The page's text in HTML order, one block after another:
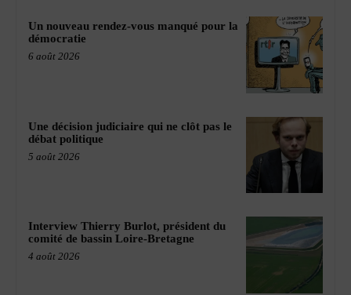
Un nouveau rendez-vous manqué pour la
démocratie
6 août 2026
Une décision judiciaire qui ne clôt pas le
débat politique
5 août 2026
Interview Thierry Burlot, président du
comité de bassin Loire-Bretagne
4 août 2026